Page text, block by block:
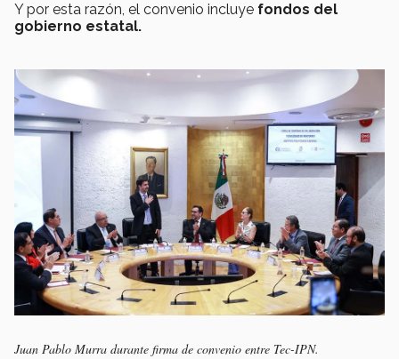
Y por esta razón, el convenio incluye fondos del
gobierno estatal.
Juan Pablo Murra durante firma de convenio entre Tec-IPN.